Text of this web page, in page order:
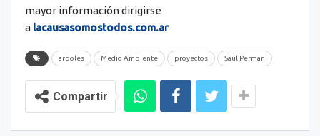
mayor información dirigirse
a lacausasomostodos.com.ar
arboles Medio Ambiente proyectos Saúl Perman
Compartir